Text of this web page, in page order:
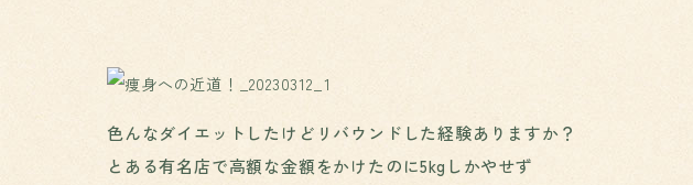
色んなダイエットしたけどリバウンドした経験ありますか？
とある有名店で高額な金額をかけたのに5kgしかやせず